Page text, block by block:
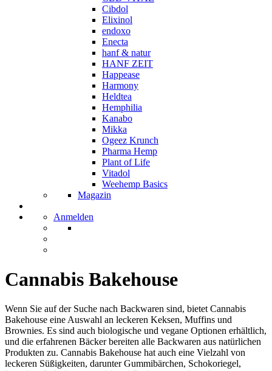
Cibdol
Elixinol
endoxo
Enecta
hanf & natur
HANF ZEIT
Happease
Harmony
Heldtea
Hemphilia
Kanabo
Mikka
Ogeez Krunch
Pharma Hemp
Plant of Life
Vitadol
Weehemp Basics
Magazin
Anmelden
Cannabis Bakehouse
Wenn Sie auf der Suche nach Backwaren sind, bietet Cannabis
Bakehouse eine Auswahl an leckeren Keksen, Muffins und
Brownies. Es sind auch biologische und vegane Optionen erhältlich,
und die erfahrenen Bäcker bereiten alle Backwaren aus natürlichen
Produkten zu. Cannabis Bakehouse hat auch eine Vielzahl von
leckeren Süßigkeiten, darunter Gummibärchen, Schokoriegel,